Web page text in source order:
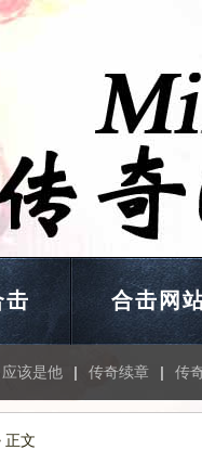
击 合击网
应该是他 | 传奇续章 | 传
正文